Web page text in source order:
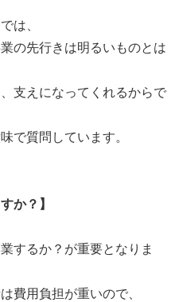
は、
の先行きは明るいものとは
支えになってくれるからで
で質問しています。
か？】
するか？が重要となりま
費用負担が重いので、